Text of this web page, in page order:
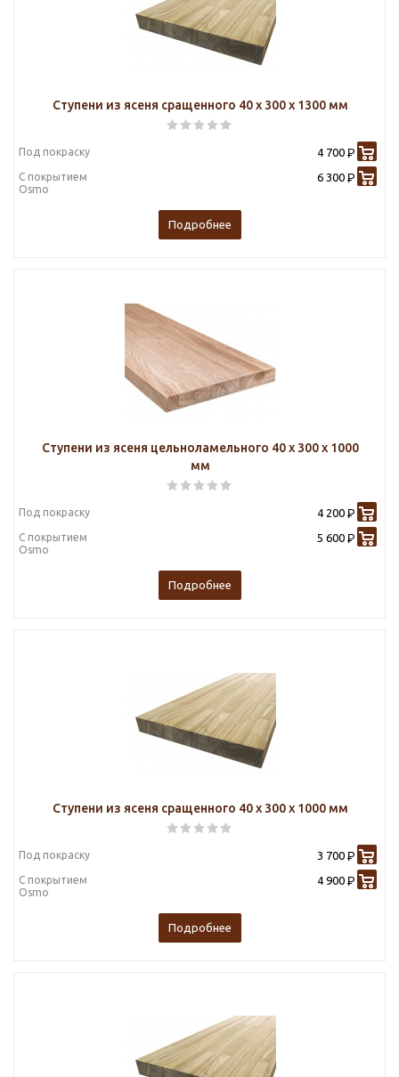
Ступени из ясеня сращенного 40 х 300 х 1300 мм
Под покраску 4 700 Р
С покрытием
Osmo
6 300 Р
Подробнее
Ступени из ясеня цельноламельного 40 х 300 х 1000
мм
Под покраску 4 200 Р
С покрытием
Osmo
5 600 Р
Подробнее
Ступени из ясеня сращенного 40 х 300 х 1000 мм
Под покраску 3 700 Р
С покрытием
Osmo
4 900 Р
Подробнее